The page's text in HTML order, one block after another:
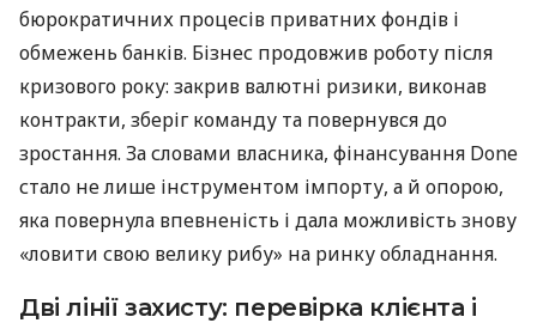
бюрократичних процесів приватних фондів і
обмежень банків. Бізнес продовжив роботу після
кризового року: закрив валютні ризики, виконав
контракти, зберіг команду та повернувся до
зростання. За словами власника, фінансування Done
стало не лише інструментом імпорту, а й опорою,
яка повернула впевненість і дала можливість знову
«ловити свою велику рибу» на ринку обладнання.
Дві лінії захисту: перевірка клієнта і